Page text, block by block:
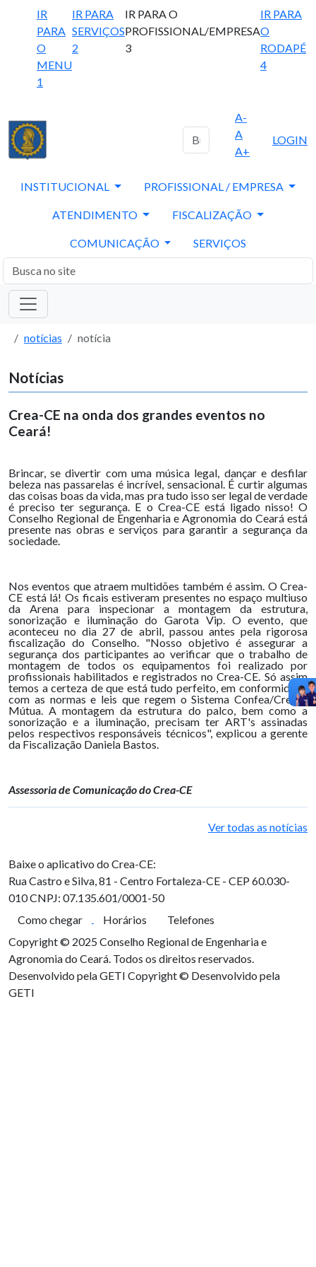
IR
PARA
O
MENU
1
IR PARA
SERVIÇOS
2
IR PARA O
PROFISSIONAL/EMPRESA
3
IR PARA
O
RODAPÉ
4
A-
A
A+
LOGIN
INSTITUCIONAL PROFISSIONAL / EMPRESA
ATENDIMENTO FISCALIZAÇÃO
COMUNICAÇÃO SERVIÇOS
notícias notícia
Notícias
Crea-CE na onda dos grandes eventos no
Ceará!
Brincar, se divertir com uma música legal, dançar e desfilar
beleza nas passarelas é incrível, sensacional. É curtir algumas
das coisas boas da vida, mas pra tudo isso ser legal de verdade
é preciso ter segurança. E o Crea-CE está ligado nisso! O
Conselho Regional de Engenharia e Agronomia do Ceará está
presente nas obras e serviços para garantir a segurança da
sociedade.
Nos eventos que atraem multidões também é assim. O Crea-
CE está lá! Os ficais estiveram presentes no espaço multiuso
da Arena para inspecionar a montagem da estrutura,
sonorização e iluminação do Garota Vip. O evento, que
aconteceu no dia 27 de abril, passou antes pela rigorosa
fiscalização do Conselho. "Nosso objetivo é assegurar a
segurança dos participantes ao verificar que o trabalho de
montagem de todos os equipamentos foi realizado por
profissionais habilitados e registrados no Crea-CE. Só assim
temos a certeza de que está tudo perfeito, em conformidade
com as normas e leis que regem o Sistema Confea/Crea e
Mútua. A montagem da estrutura do palco, bem como a
sonorização e a iluminação, precisam ter ART's assinadas
pelos respectivos responsáveis técnicos", explicou a gerente
da Fiscalização Daniela Bastos.
Assessoria de Comunicação do Crea-CE
Ver todas as notícias
Baixe o aplicativo do Crea-CE:
Rua Castro e Silva, 81 - Centro Fortaleza-CE - CEP 60.030-
010CNPJ: 07.135.601/0001-50
Como chegar
Horários
Telefones
Copyright © 2025 Conselho Regional de Engenharia e
Agronomia do Ceará. Todos os direitos reservados.
Desenvolvido pela GETI Copyright © Desenvolvido pela
GETI